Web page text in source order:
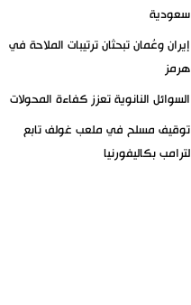
سعودية
إيران وعُمان تبحثان ترتيبات الملاحة في
هرمز
السوائل النانوية تعزز كفاءة المحولات
توقيف مسلح في ملعب غولف تابع
لترامب بكاليفورنيا